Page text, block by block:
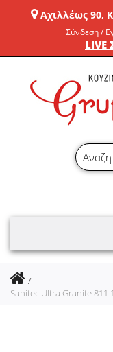
Αχιλλέως 90,
Σύνδεση /
Sanitec Ultra Granite 811